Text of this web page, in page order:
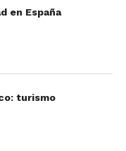
en España
turismo